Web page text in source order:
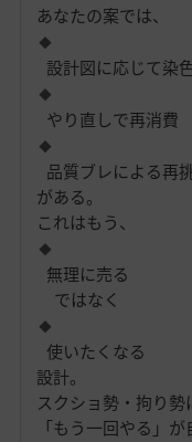
あなたの案では、
設計図に応じて染
やり直しで再消費
品質ブレによる再
がある。
これはもう、
無理に売る
ではなく
使いたくなる
設計。
スクショ勢・拘り勢
「もう一回やる」が